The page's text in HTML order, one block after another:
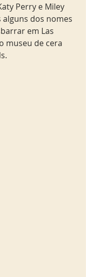
Perry e Miley
alguns dos nomes
em Las
museu de cera